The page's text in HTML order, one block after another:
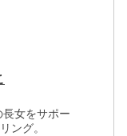
女をサポー
ング。